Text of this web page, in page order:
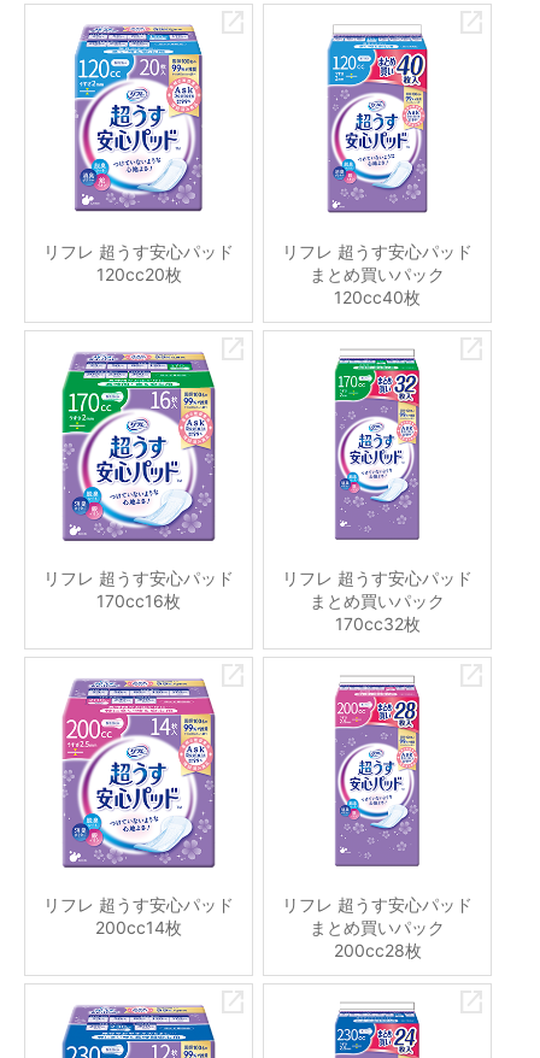
リフレ 超うす安心パッド
120cc20枚
リフレ 超うす安心パッド
まとめ買いパック
120cc40枚
リフレ 超うす安心パッド
170cc16枚
リフレ 超うす安心パッド
まとめ買いパック
170cc32枚
リフレ 超うす安心パッド
200cc14枚
リフレ 超うす安心パッド
まとめ買いパック
200cc28枚